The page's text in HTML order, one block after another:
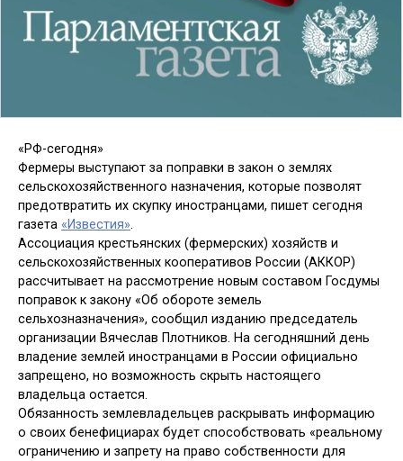
«РФ-сегодня»
Фермеры выступают за поправки в закон о землях
сельскохозяйственного назначения, которые позволят
предотвратить их скупку иностранцами, пишет сегодня
газета «Известия».
Ассоциация крестьянских (фермерских) хозяйств и
сельскохозяйственных кооперативов России (АККОР)
рассчитывает на рассмотрение новым составом Госдумы
поправок к закону «Об обороте земель
сельхозназначения», сообщил изданию председатель
организации Вячеслав Плотников. На сегодняшний день
владение землей иностранцами в России официально
запрещено, но возможность скрыть настоящего
владельца остается.
Обязанность землевладельцев раскрывать информацию
о своих бенефициарах будет способствовать «реальному
ограничению и запрету на право собственности для